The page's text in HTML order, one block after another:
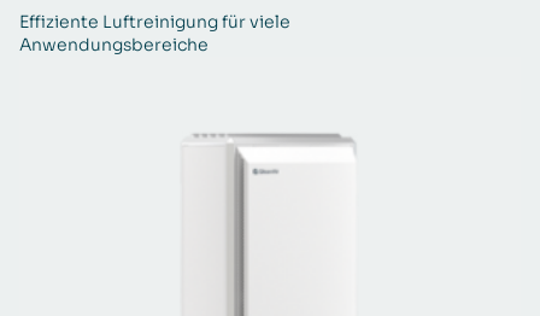
Effiziente Luftreinigung für viele
Anwendungsbereiche